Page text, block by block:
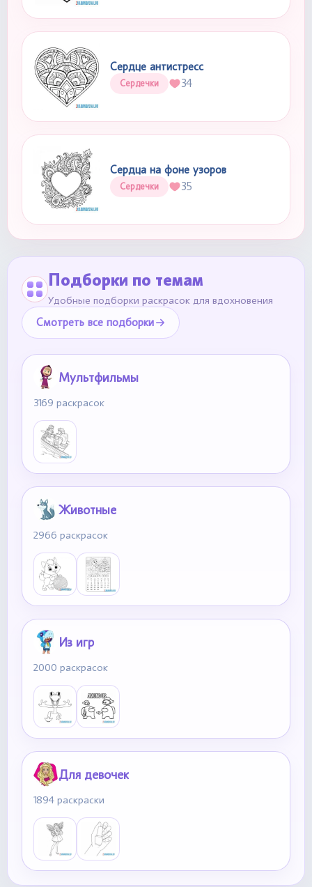
Сердце антистресс
Сердечки 34
Сердца на фоне узоров
Сердечки 35
Подборки по темам
Удобные подборки раскрасок для вдохновения
Смотреть все подборки
Мультфильмы
3169 раскрасок
Животные
2966 раскрасок
Из игр
2000 раскрасок
Для девочек
1894 раскраски